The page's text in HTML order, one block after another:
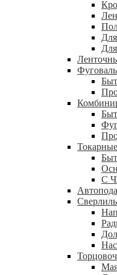
Токарные
С